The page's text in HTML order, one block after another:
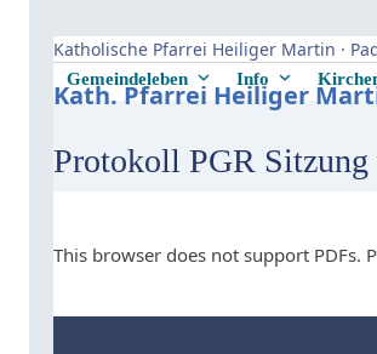
content
Katholische Pfarrei Heiliger Martin ·
Kath. Pfarrei Heiliger
Gemeindeleben Info
Protokoll PGR Sitzung
This browser does not support PDFs.